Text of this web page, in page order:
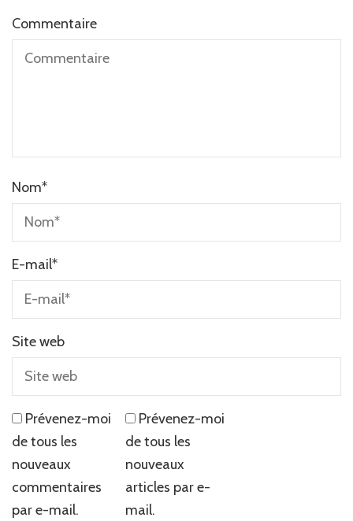
Commentaire
Nom*
E-mail*
Site web
Prévenez-moi
de tous les
nouveaux
commentaires
par e-mail.
Prévenez-moi
de tous les
nouveaux
articles par e-
mail.